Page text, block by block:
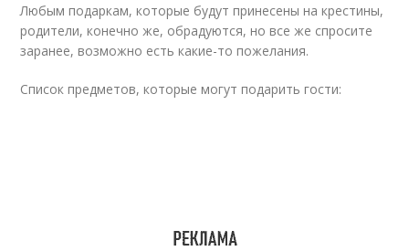
Любым подаркам, которые будут принесены на крестины,
родители, конечно же, обрадуются, но все же спросите
заранее, возможно есть какие-то пожелания.
Список предметов, которые могут подарить гости: